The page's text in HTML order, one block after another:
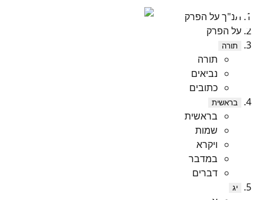
תנ"ך על הפרק
על הפרק
תורה
תורה
נביאים
כתובים
בראשית
בראשית
שמות
ויקרא
במדבר
דברים
יג